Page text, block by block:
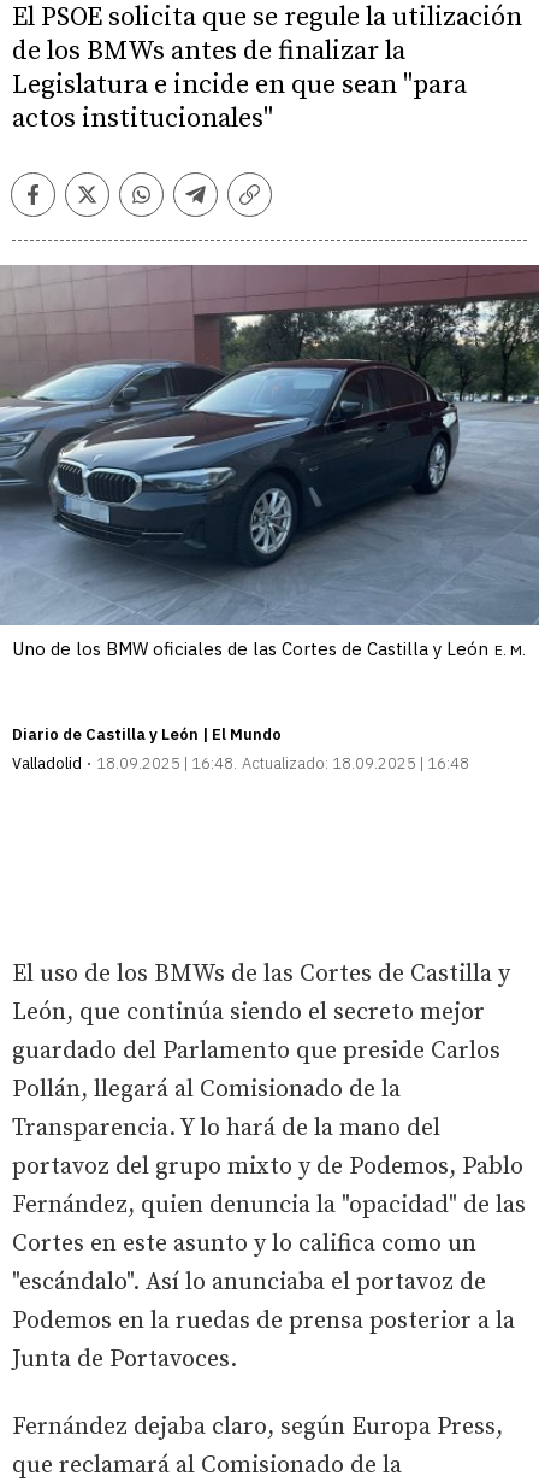
El PSOE solicita que se regule la utilización
de los BMWs antes de finalizar la
Legislatura e incide en que sean "para
actos institucionales"
FacebookTwitterWhatsappTelegramCopiar
Uno de los BMW oficiales de las Cortes de Castilla y León E. M.
Diario de Castilla y León | El Mundo
Valladolid
18.09.2025 | 16:48 Actualizado: 18.09.2025 | 16:48
El uso de los BMWs de las Cortes de Castilla y
León, que continúa siendo el secreto mejor
guardado del Parlamento que preside Carlos
Pollán, llegará al Comisionado de la
Transparencia. Y lo hará de la mano del
portavoz del grupo mixto y de Podemos, Pablo
Fernández, quien denuncia la "opacidad" de las
Cortes en este asunto y lo califica como un
"escándalo". Así lo anunciaba el portavoz de
Podemos en la ruedas de prensa posterior a la
Junta de Portavoces.
Fernández dejaba claro, según Europa Press,
que reclamará al Comisionado de la